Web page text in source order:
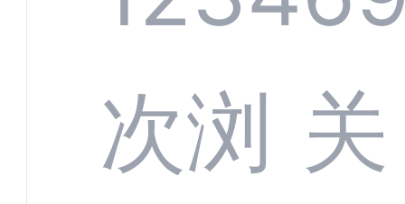
部供应
次浏 关